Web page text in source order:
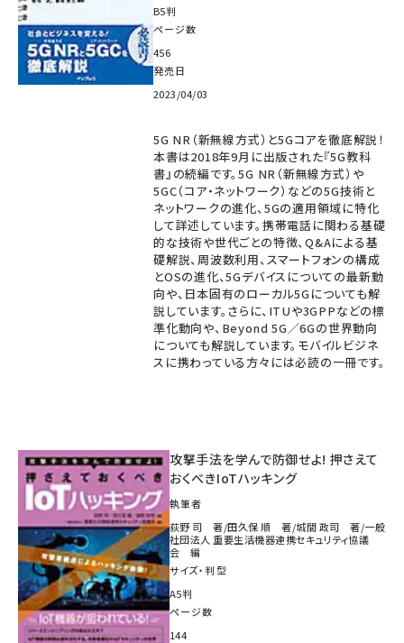
B5判
ページ数
456
発売日
2023/04/03
5G NR（新無線方式）と5Gコアを徹底解説！
本書は2018年9月に出版された『5G教科
書』の続編です。5G NR（新無線方式）や
5GC（コア・ネットワーク）などの5G技術と
ネットワークの進化、5Gの適用領域に特化
して詳述しています。携帯電話に関わる基礎
的な技術や世代ごとの特徴、Q&Aによる基
礎解説、周波数利用、スマートフォンの構成
とOSの進化、5Gデバイスについての最新動
向や、日本固有のローカル5Gについても解
説しています。さらに、ITUや3GPPなどの標
準化動向や、Beyond 5G／6Gの世界動向
についても解説しています。モバイルビジネ
スに携わっている方々には必読の一冊です。
攻撃手法を学んで防御せよ! 押さえて
おくべきIoTハッキング
執筆者
荻野 司 著/田久保 順 著/城間 政司 著/一般
社団法人 重要生活機器連携セキュリティ協議
会 編
サイズ・判型
A5判
ページ数
144